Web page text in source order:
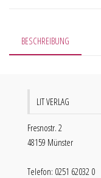
BESCHREIBUNG
LIT VERLAG
Fresnostr. 2
48159 Münster
Telefon: 0251 62032 0